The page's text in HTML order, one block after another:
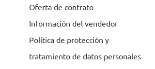
Oferta de contrato
Información del vendedor
Política de protección y
tratamiento de datos personales